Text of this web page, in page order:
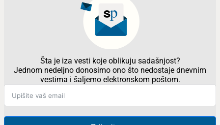
Šta je iza vesti koje oblikuju sadašnjost?
Jednom nedeljno donosimo ono što nedostaje dnevnim
vestima i šaljemo elektronskom poštom.